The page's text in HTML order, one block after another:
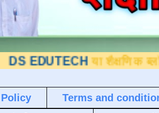
या शैक्षणिक ब्लॉगवर आपले
Terms and